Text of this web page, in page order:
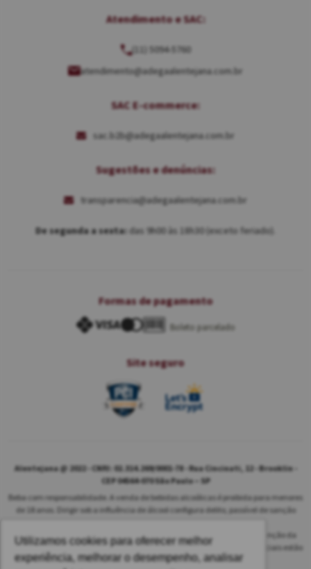
Utilizamos cookies para oferecer melhor
experiência, melhorar o desempenho, analisar
Atendimento e SAC:
(11) 5094-5760
atendimento@adegaalentejana.com.br
SAC E-commerce:
sac.b2b@adegaalentejana.com.br
Sugestões e denúncias:
transparencia@adegaalentejana.com.br
De segunda a sexta: das 9h00 às 18h30 (exceto feriado).
Formas de pagamento
Boleto parcelado
Site seguro
Alentejana @ 2022 - CNPJ: 02.314.269/0001-78 - Rua Cincinati, 12 - Brooklin -
CEP 04564-070 São Paulo – SP
Beba com responsabilidade. A venda de bebidas alcoólicas é proibida para menores
de 18 anos. Dirigir sob a influência de álcool configura delito, passível de sanção
As safras dos vinhos poderão ser diferentes das informadas no site em função da
disponibilidade do nosso estoque. Alteração de preços e condições comerciais estão
sujeitas a alteração sem aviso prévio.